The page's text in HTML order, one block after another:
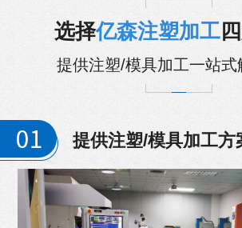
选择亿森注塑加工
提供注塑/模具加工一站式
提供注塑/模具加工方